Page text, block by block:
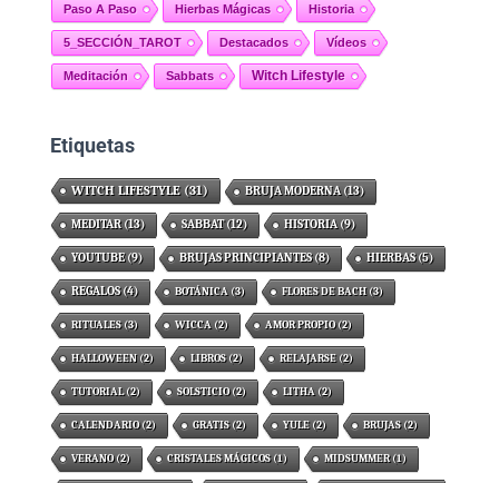
Paso A Paso Hierbas Mágicas Historia
5_SECCIÓN_TAROT Destacados Vídeos
Meditación Sabbats Witch Lifestyle
Etiquetas
WITCH LIFESTYLE(31) BRUJA MODERNA(13)
MEDITAR(13) SABBAT(12) HISTORIA(9)
YOUTUBE(9) BRUJAS PRINCIPIANTES(8) HIERBAS(5)
REGALOS(4) BOTÁNICA (3) FLORES DE BACH(3)
RITUALES(3) WICCA (2) AMOR PROPIO(2)
HALLOWEEN(2) LIBROS(2) RELAJARSE(2)
TUTORIAL(2) SOLSTICIO(2) LITHA (2)
CALENDARIO(2) GRATIS(2) YULE(2) BRUJAS(2)
VERANO(2) CRISTALES MÁGICOS(1) MIDSUMMER(1)